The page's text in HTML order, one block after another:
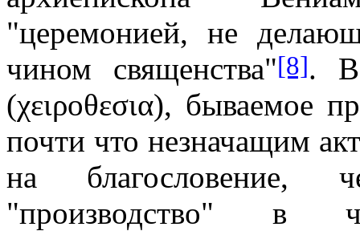
"церемонией, не
чином священства"[8]. В
(χειροθεσια), бываемое
почти что незначащим
на благословение,
"производство" в